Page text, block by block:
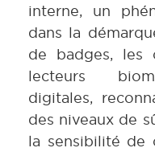
interne, un
dans la
de badges, les
lecteurs
digitales,
des niveaux de
la sensibilité de